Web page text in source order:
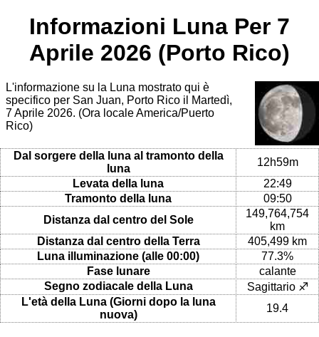
Informazioni Luna Per 7
Aprile 2026 (Porto Rico)
L'informazione su la Luna mostrato qui è
specifico per San Juan, Porto Rico il Martedì,
7 Aprile 2026. (Ora locale America/Puerto
Rico)
Dal sorgere della luna al tramonto della
luna
12h59m
Levata della luna
22:49
Tramonto della luna
09:50
Distanza dal centro del Sole
149,764,754
km
Distanza dal centro della Terra
405,499 km
Luna illuminazione (alle 00:00)
77.3%
Fase lunare
calante
Segno zodiacale della Luna
Sagittario ♐
L'età della Luna (Giorni dopo la luna
nuova)
19.4